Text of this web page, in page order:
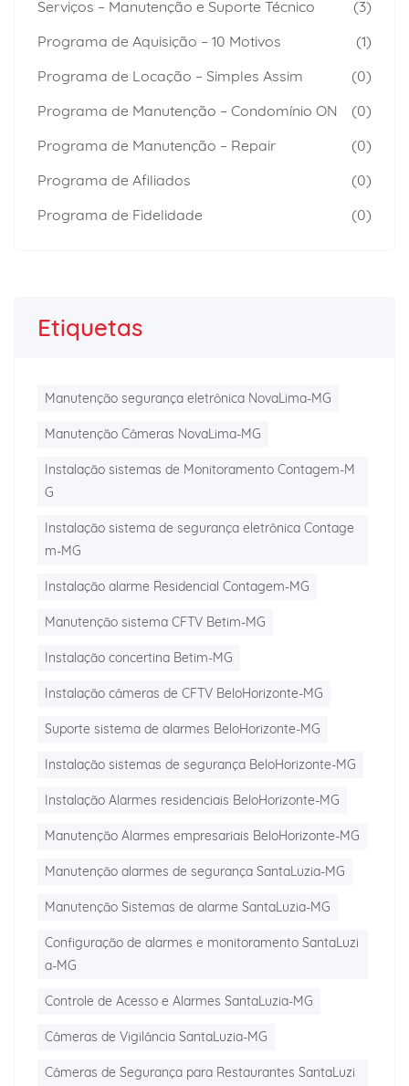
Serviços – Manutenção e Suporte Técnico
(3)
Programa de Aquisição – 10 Motivos
(1)
Programa de Locação – Simples Assim
(0)
Programa de Manutenção – Condomínio ON
(0)
Programa de Manutenção – Repair
(0)
Programa de Afiliados
(0)
Programa de Fidelidade
(0)
Etiquetas
Manutenção segurança eletrônica NovaLima-MG
Manutenção Câmeras NovaLima-MG
Instalação sistemas de Monitoramento Contagem-M
G
Instalação sistema de segurança eletrônica Contage
m-MG
Instalação alarme Residencial Contagem-MG
Manutenção sistema CFTV Betim-MG
Instalação concertina Betim-MG
Instalação câmeras de CFTV BeloHorizonte-MG
Suporte sistema de alarmes BeloHorizonte-MG
Instalação sistemas de segurança BeloHorizonte-MG
Instalação Alarmes residenciais BeloHorizonte-MG
Manutenção Alarmes empresariais BeloHorizonte-MG
Manutenção alarmes de segurança SantaLuzia-MG
Manutenção Sistemas de alarme SantaLuzia-MG
Configuração de alarmes e monitoramento SantaLuzi
a-MG
Controle de Acesso e Alarmes SantaLuzia-MG
Câmeras de Vigilância SantaLuzia-MG
Câmeras de Segurança para Restaurantes SantaLuzi